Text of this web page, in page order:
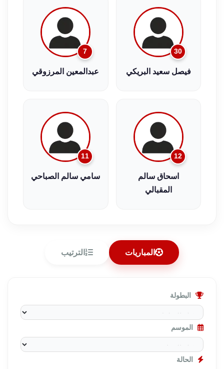
30
فيصل سعيد البريكي
7
عبدالمعين المرزوقي
12
اسحاق سالم
المقبالي
11
سامي سالم الصباحي
المباريات الترتيب
البطولة
الموسم
الحالة